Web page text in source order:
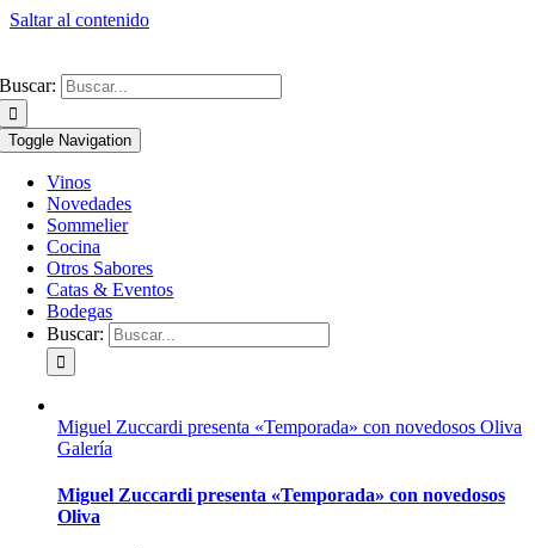
Saltar al contenido
Buscar:
Toggle Navigation
Vinos
Novedades
Sommelier
Cocina
Otros Sabores
Catas & Eventos
Bodegas
Buscar:
Miguel Zuccardi presenta «Temporada» con novedosos Oliva
Galería
Miguel Zuccardi presenta «Temporada» con novedosos
Oliva